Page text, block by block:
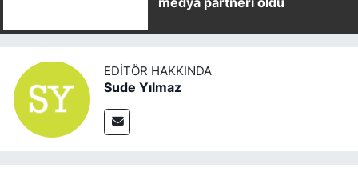
EDITÖR HAKKINDA
Sude Yılmaz